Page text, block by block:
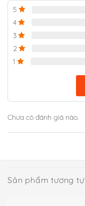
5
4
3
2
1
Chưa có đánh giá nào.
Sản phẩm tương tự